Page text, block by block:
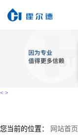
< >
您当前的位置： 网站首页